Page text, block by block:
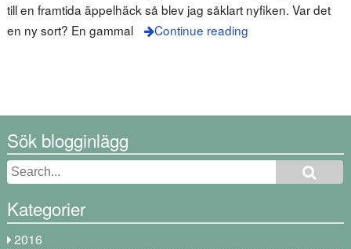
till en framtida äppelhäck så blev jag såklart nyfiken. Var det
en ny sort? En gammal
Continue reading
Sök blogginlägg
Kategorier
2016